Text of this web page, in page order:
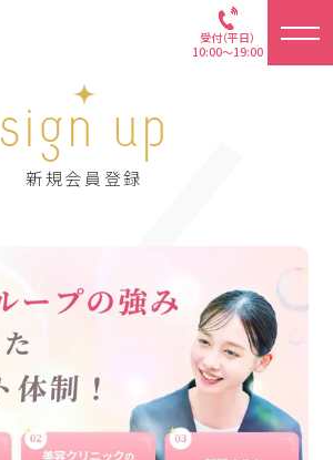
sign up
新規会員登録
受付（平日）
10:00～19:00